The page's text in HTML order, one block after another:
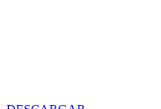
WhatsApp